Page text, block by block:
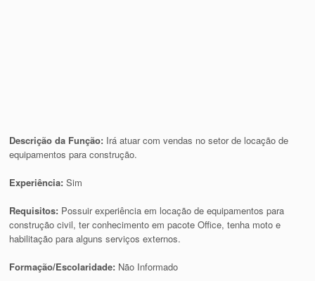
Descrição da Função: Irá atuar com vendas no setor de locação de
equipamentos para construção.
Experiência:Sim
Requisitos: Possuir experiência em locação de equipamentos para
construção civil, ter conhecimento em pacote Office, tenha moto e
habilitação para alguns serviços externos.
Formação/Escolaridade: Não Informado